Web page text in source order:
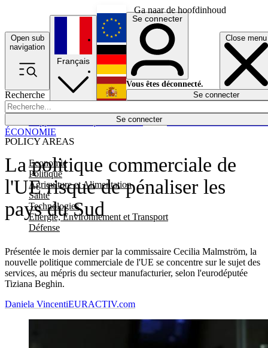
Ga naar de hoofdinhoud
Open sub
navigation
Close menu
Recherche
Se connecter
POLICY AREAS
Economie
Politique
Agriculture et Alimentation
Santé
Technologies
Energie, Environnement et Transport
Défense
Économie
Français
English
Deutsch
Español
Se connecter
Vous êtes déconnecté.
Se connecter
La politique commerciale de
l'UE risque de pénaliser les
pays du Sud
Présentée le mois dernier par la commissaire Cecilia Malmström, la
nouvelle politique commerciale de l'UE se concentre sur le sujet des
services, au mépris du secteur manufacturier, selon l'eurodéputée
Tiziana Beghin.
ÉCONOMIE
Daniela VincentiEURACTIV.com